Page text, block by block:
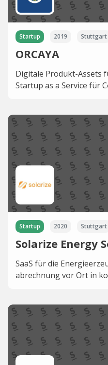
Startup 2019 Stuttgart
ORCAYA
Digitale Produkt-Assets
Startup as a Service für
Startup 2020 Stuttgart
Solarize Energy
SaaS für die
abrechnung vor Ort in